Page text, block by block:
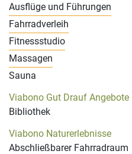
Ausflüge und Führungen
Fahrradverleih
Fitnessstudio
Massagen
Sauna
Viabono Gut Drauf Angebote
Bibliothek
Viabono Naturerlebnisse
Abschließbarer Fahrradraum